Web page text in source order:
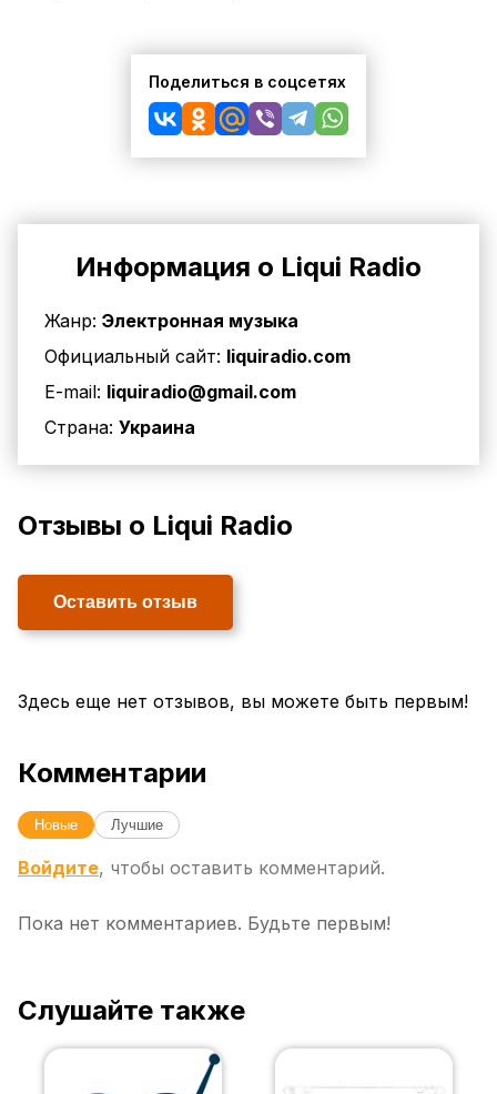
Поделиться в соцсетях
Информация о Liqui Radio
Жанр: Электронная музыка
Официальный сайт: liquiradio.com
E-mail: liquiradio@gmail.com
Страна: Украина
Отзывы о Liqui Radio
Оставить отзыв
Здесь еще нет отзывов, вы можете быть первым!
Комментарии
Новые Лучшие
Войдите, чтобы оставить комментарий.
Пока нет комментариев. Будьте первым!
Слушайте также